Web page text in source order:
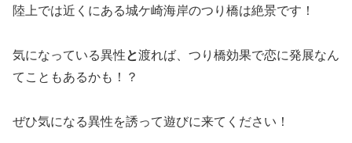
陸上では近くにある城ケ崎海岸のつり橋は絶景です！
気になっている異性と渡れば、つり橋効果で恋に発展なん
てこともあるかも！？
ぜひ気になる異性を誘って遊びに来てください！